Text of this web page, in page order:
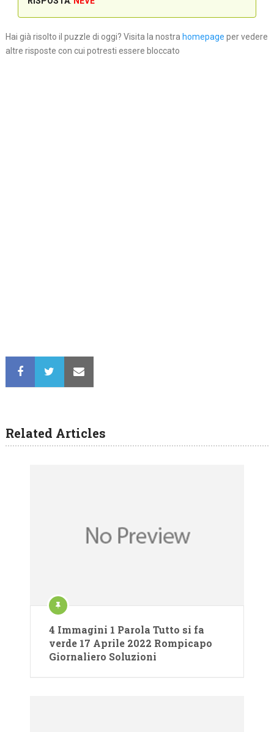
Hai già risolto il puzzle di oggi? Visita la nostra homepage per vedere
altre risposte con cui potresti essere bloccato
Related Articles
4 Immagini 1 Parola Tutto si fa
verde 17 Aprile 2022 Rompicapo
Giornaliero Soluzioni